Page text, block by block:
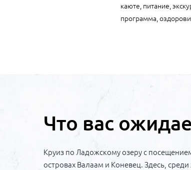
каюте, питание,
программа,
Что вас
Круиз по Ладожскому озеру с
островах Валаам и Коневец. Здесь,